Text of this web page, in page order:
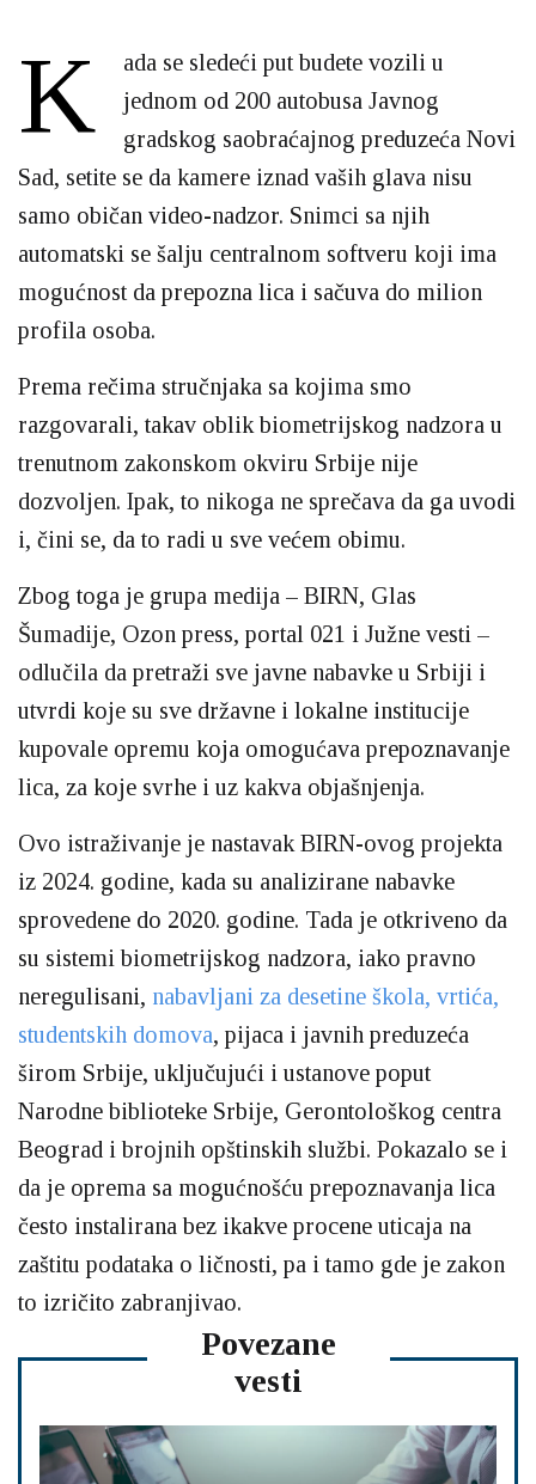
K
ada se sledeći put budete vozili u
jednom od 200 autobusa Javnog
gradskog saobraćajnog preduzeća Novi
Sad, setite se da kamere iznad vaših glava nisu
samo običan video-nadzor. Snimci sa njih
automatski se šalju centralnom softveru koji ima
mogućnost da prepozna lica i sačuva do milion
profila osoba.
Prema rečima stručnjaka sa kojima smo
razgovarali, takav oblik biometrijskog nadzora u
trenutnom zakonskom okviru Srbije nije
dozvoljen. Ipak, to nikoga ne sprečava da ga uvodi
i, čini se, da to radi u sve većem obimu.
Zbog toga je grupa medija – BIRN, Glas
Šumadije, Ozon press, portal 021 i Južne vesti –
odlučila da pretraži sve javne nabavke u Srbiji i
utvrdi koje su sve državne i lokalne institucije
kupovale opremu koja omogućava prepoznavanje
lica, za koje svrhe i uz kakva objašnjenja.
Ovo istraživanje je nastavak BIRN-ovog projekta
iz 2024. godine, kada su analizirane nabavke
sprovedene do 2020. godine. Tada je otkriveno da
su sistemi biometrijskog nadzora, iako pravno
neregulisani, nabavljani za desetine škola, vrtića,
studentskih domova, pijaca i javnih preduzeća
širom Srbije, uključujući i ustanove poput
Narodne biblioteke Srbije, Gerontološkog centra
Beograd i brojnih opštinskih službi. Pokazalo se i
da je oprema sa mogućnošću prepoznavanja lica
često instalirana bez ikakve procene uticaja na
zaštitu podataka o ličnosti, pa i tamo gde je zakon
to izričito zabranjivao.
Povezane
vesti